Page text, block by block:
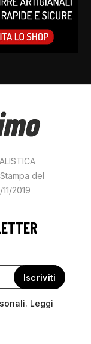
del
2019
Leggi